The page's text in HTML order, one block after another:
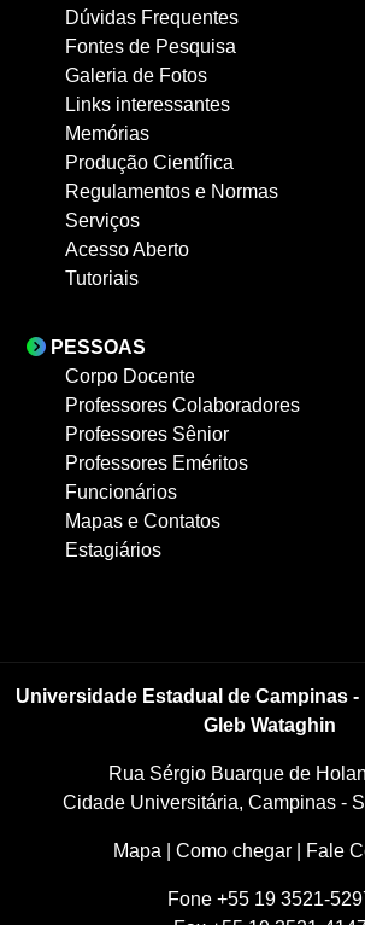
Dúvidas Frequentes
Fontes de Pesquisa
Galeria de Fotos
Links interessantes
Memórias
Produção Científica
Regulamentos e Normas
Serviços
Acesso Aberto
Tutoriais
PESSOAS
Corpo Docente
Professores Colaboradores
Professores Sênior
Professores Eméritos
Funcionários
Mapas e Contatos
Estagiários
Universidade Estadual de Campinas
Gleb Wataghin
Rua Sérgio Buarque de
Cidade Universitária, Campinas -
Mapa Como chegar Fale
Fone +55 19 3521-